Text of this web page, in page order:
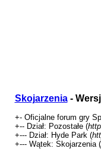
Skojarzenia-
+- Oficjalne forum gry
+-- Dział: Pozostałe (
+--- Dział: Hyde Park (
+--- Wątek: Skojarzenia (